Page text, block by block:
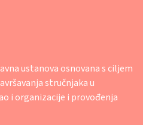
ustanova osnovana s ciljem
stručnjaka u
i organizacije i provođenja